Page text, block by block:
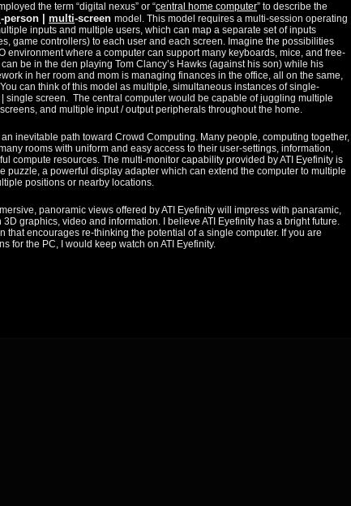
the term “digital nexus” or “central home computer” to describe the
-person | multi-screen model. This model requires a multi-session operating
inputs and multiple users, which can map a separate set of inputs
game controllers) to each user and each screen. Imagine the possibilities
environment where a computer can support many keyboards, mice, and free-
be in the den playing Tom Clancy’s Hawks (against his son) while his
in her room and mom is managing finances in the office, all on the same,
can think of this model as multiple, simultaneous instances of single-
single screen. The central computer would be capable of juggling multiple
and multiple input / output peripherals throughout the home.
an inevitable path toward Crowd Computing. Many people, computing together,
rooms with uniform and easy access to their user-settings, information,
compute resources. The multi-monitor capability provided by ATI Eyefinity is
puzzle, a powerful display adapter which can extend the computer to multiple
positions or nearby locations.
panoramic views offered by ATI Eyefinity will impress with panaramic,
graphics, video and information. I believe ATI Eyefinity has a bright future.
that encourages re-thinking the potential of a single computer. If you are
for the PC, I would keep watch on ATI Eyefinity.